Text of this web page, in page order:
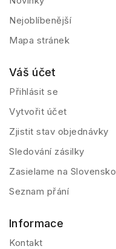
Nejoblíbenější
Mapa stránek
Váš účet
Přihlásit se
Vytvořit účet
Zjistit stav objednávky
Sledování zásilky
Zasielame na Slovensko
Seznam přání
Informace
Kontakt